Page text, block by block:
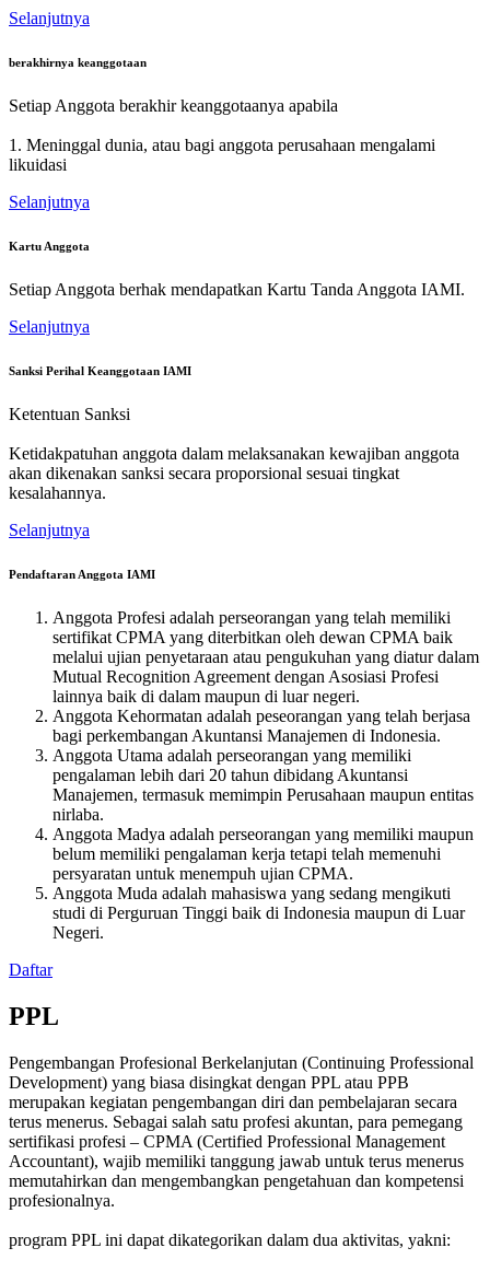
Selanjutnya
berakhirnya keanggotaan
Setiap Anggota berakhir keanggotaanya apabila
1. Meninggal dunia, atau bagi anggota perusahaan mengalami
likuidasi
Selanjutnya
Kartu Anggota
Setiap Anggota berhak mendapatkan Kartu Tanda Anggota IAMI.
Selanjutnya
Sanksi Perihal Keanggotaan IAMI
Ketentuan Sanksi
Ketidakpatuhan anggota dalam melaksanakan kewajiban anggota
akan dikenakan sanksi secara proporsional sesuai tingkat
kesalahannya.
Selanjutnya
Pendaftaran Anggota IAMI
Anggota Profesi adalah perseorangan yang telah memiliki
sertifikat CPMA yang diterbitkan oleh dewan CPMA baik
melalui ujian penyetaraan atau pengukuhan yang diatur dalam
Mutual Recognition Agreement dengan Asosiasi Profesi
lainnya baik di dalam maupun di luar negeri.
Anggota Kehormatan adalah peseorangan yang telah berjasa
bagi perkembangan Akuntansi Manajemen di Indonesia.
Anggota Utama adalah perseorangan yang memiliki
pengalaman lebih dari 20 tahun dibidang Akuntansi
Manajemen, termasuk memimpin Perusahaan maupun entitas
nirlaba.
Anggota Madya adalah perseorangan yang memiliki maupun
belum memiliki pengalaman kerja tetapi telah memenuhi
persyaratan untuk menempuh ujian CPMA.
Anggota Muda adalah mahasiswa yang sedang mengikuti
studi di Perguruan Tinggi baik di Indonesia maupun di Luar
Negeri.
Daftar
PPL
Pengembangan Profesional Berkelanjutan (Continuing Professional
Development) yang biasa disingkat dengan PPL atau PPB
merupakan kegiatan pengembangan diri dan pembelajaran secara
terus menerus. Sebagai salah satu profesi akuntan, para pemegang
sertifikasi profesi – CPMA (Certified Professional Management
Accountant), wajib memiliki tanggung jawab untuk terus menerus
memutahirkan dan mengembangkan pengetahuan dan kompetensi
profesionalnya.
program PPL ini dapat dikategorikan dalam dua aktivitas, yakni: